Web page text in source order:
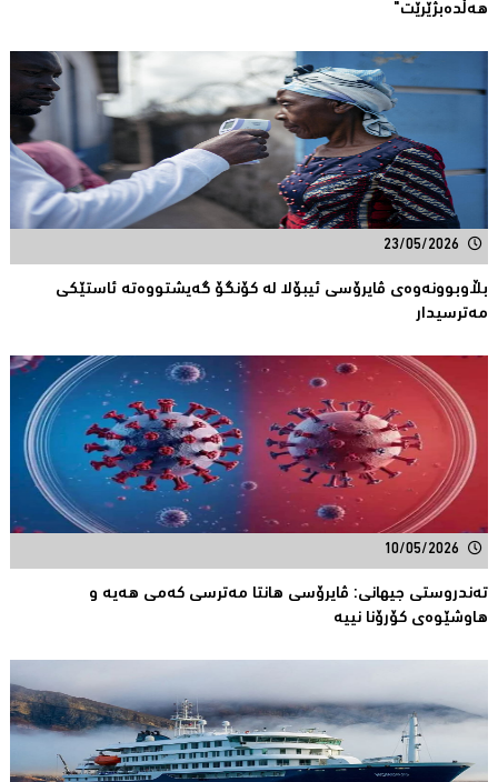
هەڵدەبژێرێت"
23/05/2026
بڵاوبوونەوەى ڤایرۆسی ئیبۆلا لە كۆنگۆ گەیشتووەتە ئاستێكی
مەترسیدار
10/05/2026
تەندروستی جیهانی: ڤایرۆسی هانتا مەترسى کەمى هەیە و
هاوشێوەى كۆرۆنا نییە